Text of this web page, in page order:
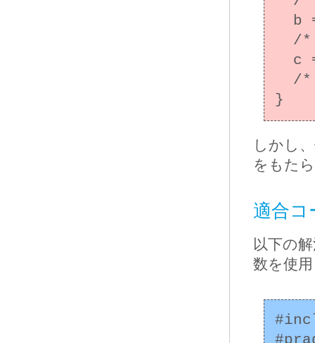
しかし
をもた
適合コ
以下の
数を使